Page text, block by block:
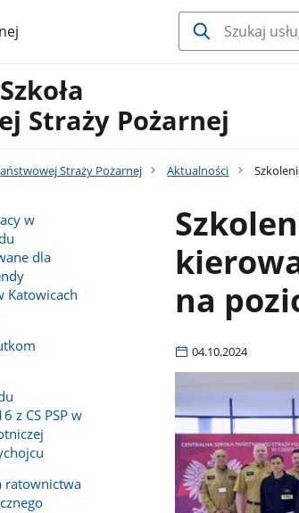
Straży Pożarnej
Straży Pożarnej Aktualności
w
dla
Katowicach
z CS PSP w
ratownictwa
na
04.10.2024